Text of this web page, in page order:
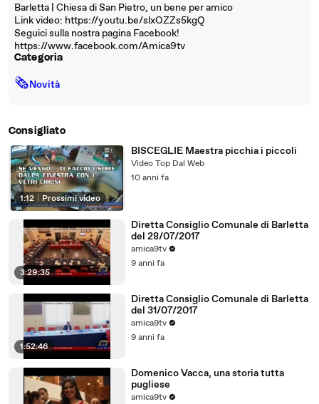
Barletta | Chiesa di San Pietro, un bene per amico
Link video: https://youtu.be/slxOZZs5kgQ
Seguici sulla nostra pagina Facebook!
https://www.facebook.com/Amica9tv
Categoria
🗞Novità
Consigliato
1:12 Prossimi video
BISCEGLIE Maestra picchia i piccoli
Video Top Dal Web
10 anni fa
3:29:35
Diretta Consiglio Comunale di Barletta
del 28/07/2017
amica9tv
9 anni fa
1:52:46
Diretta Consiglio Comunale di Barletta
del 31/07/2017
amica9tv
9 anni fa
Domenico Vacca, una storia tutta
pugliese
amica9tv